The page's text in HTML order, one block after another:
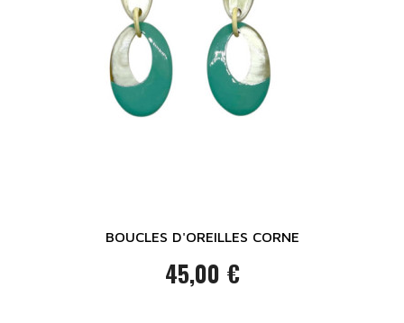
BOUCLES D'OREILLES CORNE
Prix
45,00 €